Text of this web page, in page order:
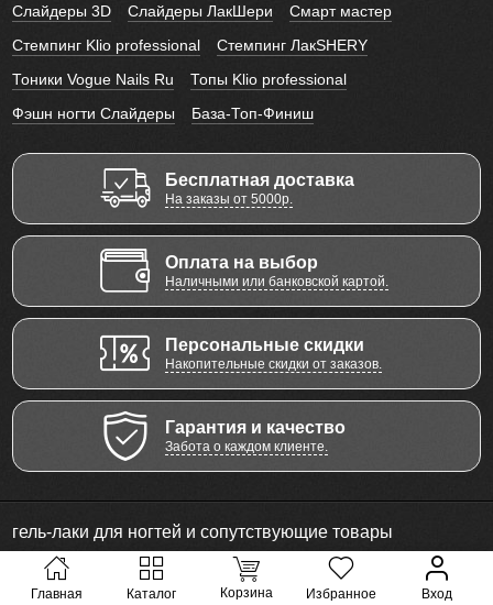
Главная Каталог Корзина Избранное Вход
Слайдеры 3D
Слайдеры ЛакШери
Смарт мастер
Стемпинг Klio professional
Стемпинг ЛакSHERY
Тоники Vogue Nails Ru
Топы Klio professional
Фэшн ногти Слайдеры
База-Топ-Финиш
Бесплатная доставка
На заказы от 5000р.
Оплата на выбор
Наличными или банковской картой.
Персональные скидки
Накопительные скидки от заказов.
Гарантия и качество
Забота о каждом клиенте.
гель-лаки для ногтей и сопутствующие товары
© 2011 - 2026 Все права защищены